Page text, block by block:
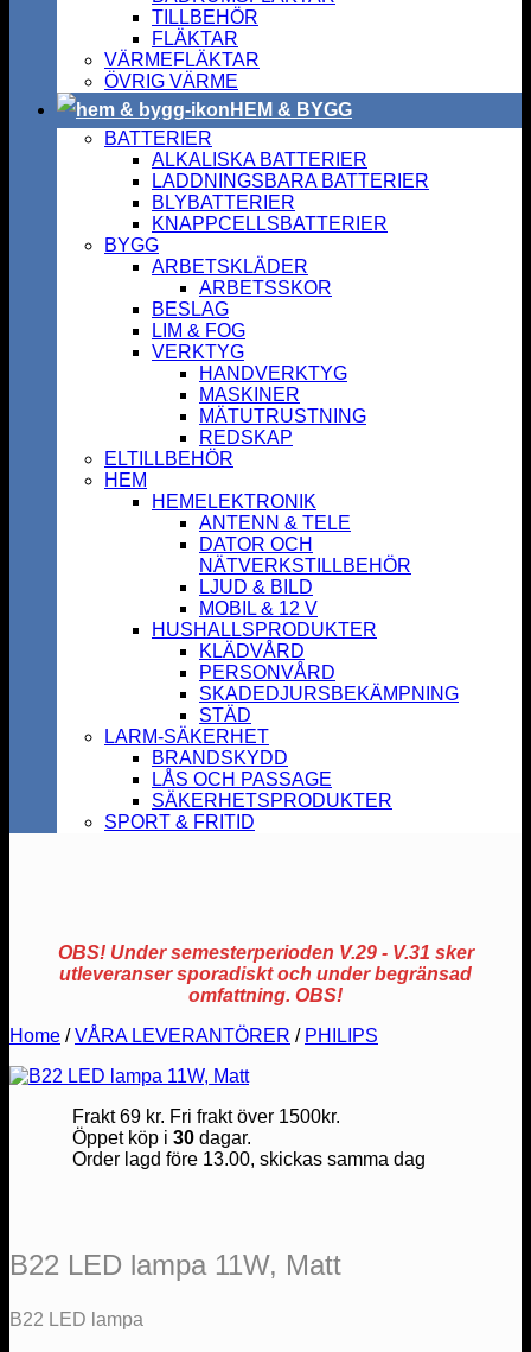
TILLBEHÖR
FLÄKTAR
VÄRMEFLÄKTAR
ÖVRIG VÄRME
HEM & BYGG
BATTERIER
ALKALISKA BATTERIER
LADDNINGSBARA BATTERIER
BLYBATTERIER
KNAPPCELLSBATTERIER
BYGG
ARBETSKLÄDER
ARBETSSKOR
BESLAG
LIM & FOG
VERKTYG
HANDVERKTYG
MASKINER
MÄTUTRUSTNING
REDSKAP
ELTILLBEHÖR
HEM
HEMELEKTRONIK
ANTENN & TELE
DATOR OCH
NÄTVERKSTILLBEHÖR
LJUD & BILD
MOBIL & 12 V
HUSHALLSPRODUKTER
KLÄDVÅRD
PERSONVÅRD
SKADEDJURSBEKÄMPNING
STÄD
LARM-SÄKERHET
BRANDSKYDD
LÅS OCH PASSAGE
SÄKERHETSPRODUKTER
SPORT & FRITID
OBS! Under semesterperioden V.29 - V.31 sker
utleveranser sporadiskt och under begränsad
omfattning. OBS!
Home / VÅRA LEVERANTÖRER / PHILIPS
Frakt 69 kr. Fri frakt över 1500kr.
Öppet köp i 30dagar.
Order lagd före 13.00, skickas samma dag
B22 LED lampa 11W, Matt
B22 LED lampa